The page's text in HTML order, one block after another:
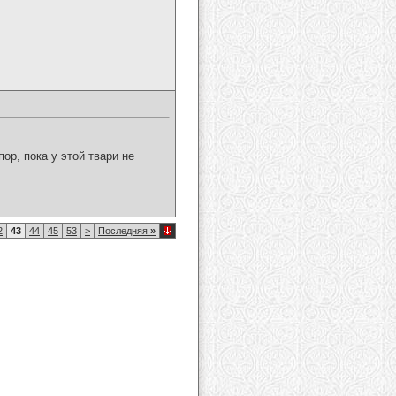
пока у этой твари не
43 44 45 53 > Последняя »